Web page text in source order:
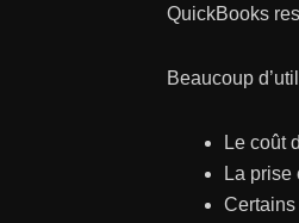
QuickBooks
Beaucoup
Le coût
La prise